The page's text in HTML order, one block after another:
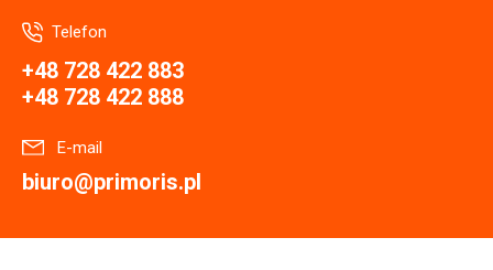
Telefon
+48 728 422 883
+48 728 422 888
E-mail
biuro@primoris.pl